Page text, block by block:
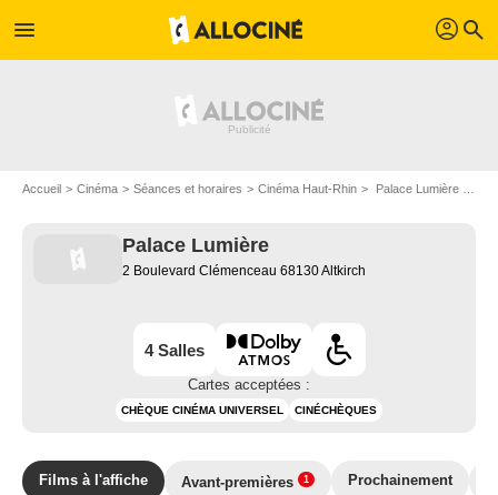
menu profil search
Accueil Cinéma Séances et horaires Cinéma Haut-Rhin Palace Lumière à Altkirch
Palace Lumière
2 Boulevard Clémenceau 68130 Altkirch
4 Salles
Cartes acceptées :
CHÈQUE CINÉMA UNIVERSEL CINÉCHÈQUES
Films à l'affiche Avant-premières 1 Prochainement